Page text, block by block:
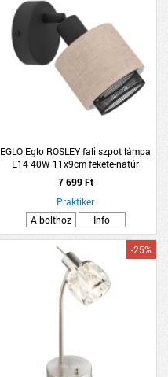
EGLO Eglo ROSLEY fali szpot lámpa
E14 40W 11x9cm fekete-natúr
7 699 Ft
Praktiker
A bolthoz
Info
-25%